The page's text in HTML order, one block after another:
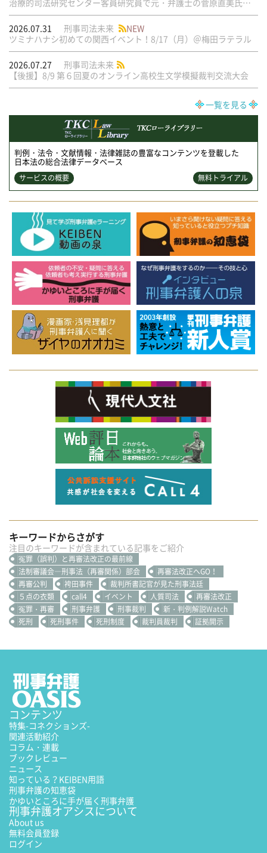
2026.07.31 刑事司法未来
NEW
ツミナハナシ初めての関西イベント！8/17（月）＠梅田ラテラル
2026.07.27
刑事司法未来
【後援】8/9 第６回夏のオンライン高校生文学模擬裁判交流大会
一覧を見る
判例・法令・文献情報・法律雑誌の豊富なコンテンツを登載した
日本法の総合法律データベース
サービスの概要 無料トライアル
キーワードからさがす
注目のキーワードが含まれている記事をご紹介
冤罪（誤判）と再審法改正の最前線
法制審議会―刑事法（再審関係）部会
再審法改正へGO！
再審公判
袴田事件
裁判所書記官が見た刑事法廷
５点の衣類
call4 イベント 人質司法
再審法改正
冤罪・再審
刑事弁護 刑事裁判
新・判例解説Watch
死刑
死刑事件 死刑制度 裁判員裁判 証拠開示
コンテンツ
特集-コネクションズ-
関連活動紹介
コラム・連載
ブックレビュー
ニュース
知っている？KEIBEN用語
刑事弁護の知恵袋
かゆいところに手が届く刑事弁護
刑事弁護オアシスについて
About us
無料会員登録
ログイン